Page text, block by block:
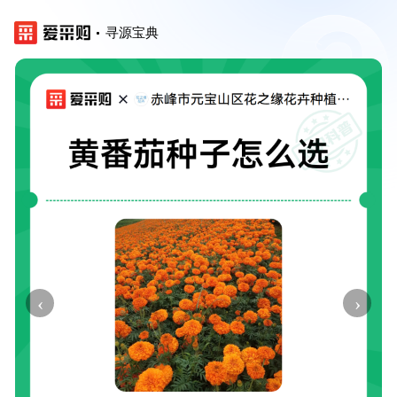
寻源宝典
‹ ›